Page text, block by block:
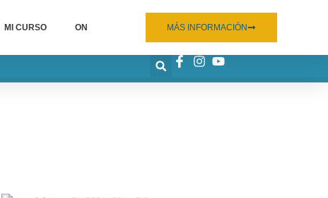
MI CURSO ON MÁS INFORMACIÓN